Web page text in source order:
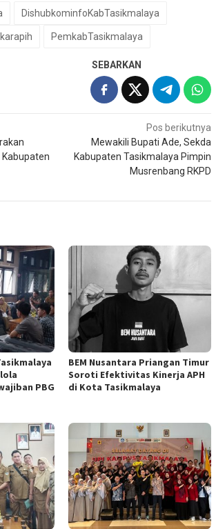
DishubkominfoKabTasikmalaya
PemkabTasikmalaya
SEBARKAN
Pos berikutnya
Mewakili Bupati Ade, Sekda
Kabupaten Tasikmalaya Pimpin
Musrenbang RKPD
PBG
BEM Nusantara Priangan Timur
Soroti Efektivitas Kinerja APH
di Kota Tasikmalaya